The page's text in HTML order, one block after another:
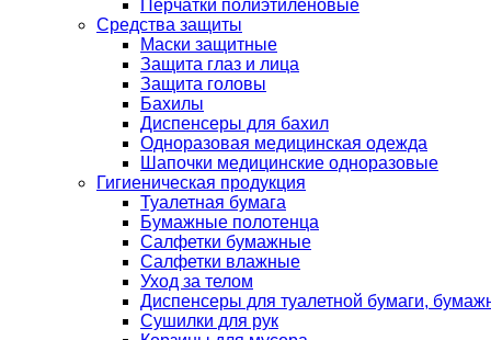
Перчатки полиэтиленовые
Средства защиты
Маски защитные
Защита глаз и лица
Защита головы
Бахилы
Диспенсеры для бахил
Одноразовая медицинская одежда
Шапочки медицинские одноразовые
Гигиеническая продукция
Туалетная бумага
Бумажные полотенца
Салфетки бумажные
Салфетки влажные
Уход за телом
Диспенсеры для туалетной бумаги,
Сушилки для рук